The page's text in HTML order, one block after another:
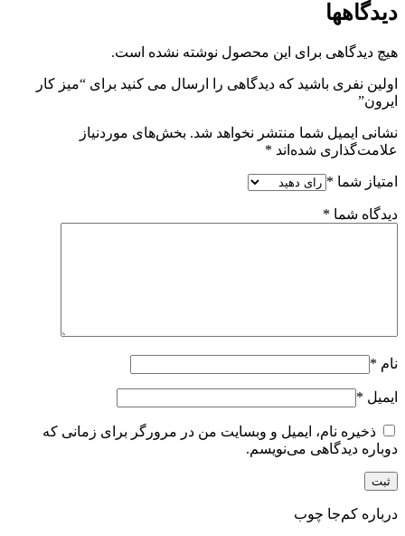
دیدگاهها
هیچ دیدگاهی برای این محصول نوشته نشده است.
اولین نفری باشید که دیدگاهی را ارسال می کنید برای “میز کار
ایرون”
نشانی ایمیل شما منتشر نخواهد شد. بخش‌های موردنیاز
علامت‌گذاری شده‌اند *
امتیاز شما *
دیدگاه شما *
نام *
ایمیل *
ذخیره نام، ایمیل و وبسایت من در مرورگر برای زمانی که
دوباره دیدگاهی می‌نویسم.
درباره کم‌جا چوب